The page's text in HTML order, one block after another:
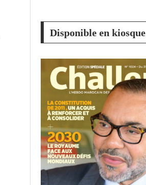
Disponible en kiosque